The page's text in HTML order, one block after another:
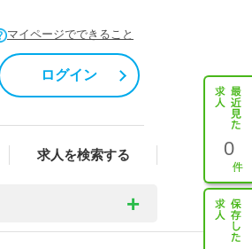
マイページでできること
ログイン
求人を検索する 0